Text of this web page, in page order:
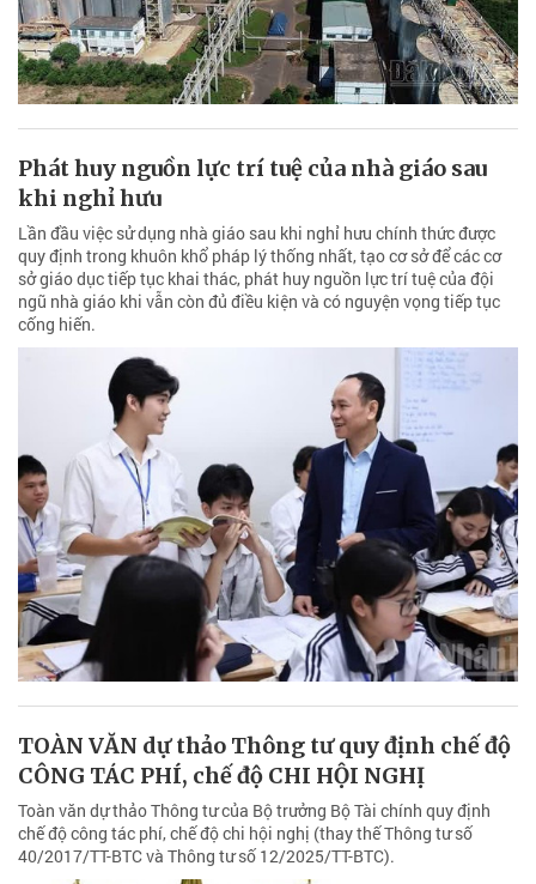
Phát huy nguồn lực trí tuệ của nhà giáo sau
khi nghỉ hưu
Lần đầu việc sử dụng nhà giáo sau khi nghỉ hưu chính thức được
quy định trong khuôn khổ pháp lý thống nhất, tạo cơ sở để các cơ
sở giáo dục tiếp tục khai thác, phát huy nguồn lực trí tuệ của đội
ngũ nhà giáo khi vẫn còn đủ điều kiện và có nguyện vọng tiếp tục
cống hiến.
TOÀN VĂN dự thảo Thông tư quy định chế độ
CÔNG TÁC PHÍ, chế độ CHI HỘI NGHỊ
Toàn văn dự thảo Thông tư của Bộ trưởng Bộ Tài chính quy định
chế độ công tác phí, chế độ chi hội nghị (thay thế Thông tư số
40/2017/TT-BTC và Thông tư số 12/2025/TT-BTC).